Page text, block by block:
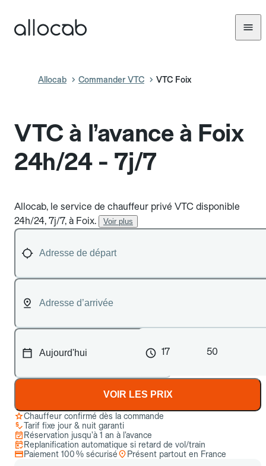
Allocab Commander VTC VTC Foix
VTC à l’avance à Foix
24h/24 - 7j/7
Allocab, le service de chauffeur privé VTC disponible
24h/24, 7j/7, à Foix.
Voir plus
17 50
VOIR LES PRIX
Chauffeur confirmé dès la commande
Tarif fixe jour & nuit garanti
Réservation jusqu’à 1 an à l’avance
Replanification automatique si retard de vol/train
Paiement 100 % sécurisé
Présent partout en France